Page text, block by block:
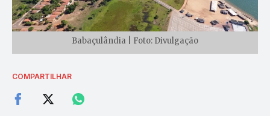
Babaçulândia | Foto: Divulgação
COMPARTILHAR